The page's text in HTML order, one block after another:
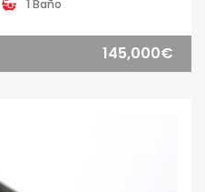
1 Baño
145,000€